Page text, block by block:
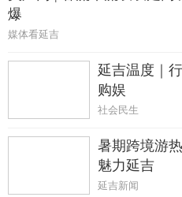
爆
媒体看延吉
延吉温度｜
购娱
社会民生
暑期跨境游
魅力延吉
延吉新闻